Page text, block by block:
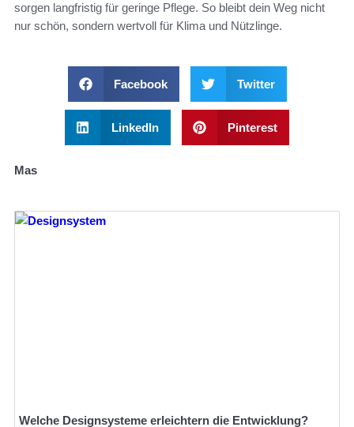
sorgen langfristig für geringe Pflege. So bleibt dein Weg nicht
nur schön, sondern wertvoll für Klima und Nützlinge.
Facebook Twitter
LinkedIn Pinterest
Mas
Welche Designsysteme erleichtern die Entwicklung?